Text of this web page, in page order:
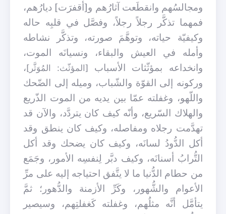
ومجالسُهم وانقطَعت آثارُهم و[أقفرَت] ديارُهم،
فمهما تذكَّر رجلاً رجلاً، وفصَّل في قلبِه حاله
وكيفيّة حياته، وتوهَّمَ صورته، وتذكَّر نشاطه
وأمله في العيش والبقاء، ونسيانَه الموت،
وانخداعه بمؤثّثات الأسباب [المؤثّث: المُوَثَّر]،
وركونه إلى القوّة والشّباب، وميله إلى الضّحك
واللّهو، وغفلته عمّا بين يديه من الموت الذّريع
والهلاك السّريع، وأنّه كيف كان يتردَّد، والآن قد
تهدَّمت رجلاه ومفاصله، وكيف كان ينطق وقد
أكل الدُّودُ لسانَه، وكيف كان يضحك وقد أكل
التُّرابُ أسنانَه، وكيف دبَّر لِنفسِه الأمور، وجَمَع
من حطام الدُّنيا ما لا يتَّفق احتياجه إليه على مرِّ
الأعوام والشُّهور، وكَرِّ الأزمنة والدُّهور؛ ثمَّ
يتأمَّل أنَّه مثلُهم، وغفلته كَغفلتِهم، وسيصير